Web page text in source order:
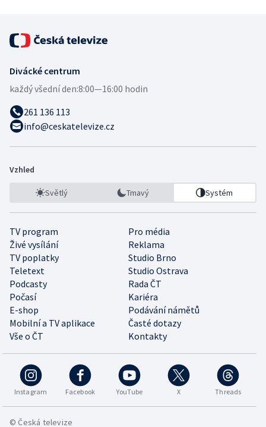
Divácké centrum
každý všední den:8:00—16:00 hodin
261 136 113
info@ceskatelevize.cz
Vzhled
Světlý Tmavý Systém
TV program
Pro média
Živé vysílání
Reklama
TV poplatky
Studio Brno
Teletext
Studio Ostrava
Podcasty
Rada ČT
Počasí
Kariéra
E-shop
Podávání námětů
Mobilní a TV aplikace
Časté dotazy
Vše o ČT
Kontakty
Instagram Facebook YouTube X Threads
© Česká televize